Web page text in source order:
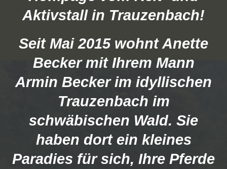
Aktivstall in Trauzenbach!
Seit Mai 2015 wohnt Anette
Becker mit Ihrem Mann
Armin Becker im idyllischen
Trauzenbach im
schwäbischen Wald. Sie
haben dort ein kleines
Paradies für sich, Ihre Pferde